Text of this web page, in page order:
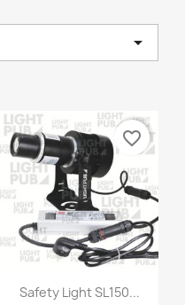

Safety Light SL150...
favorite_border